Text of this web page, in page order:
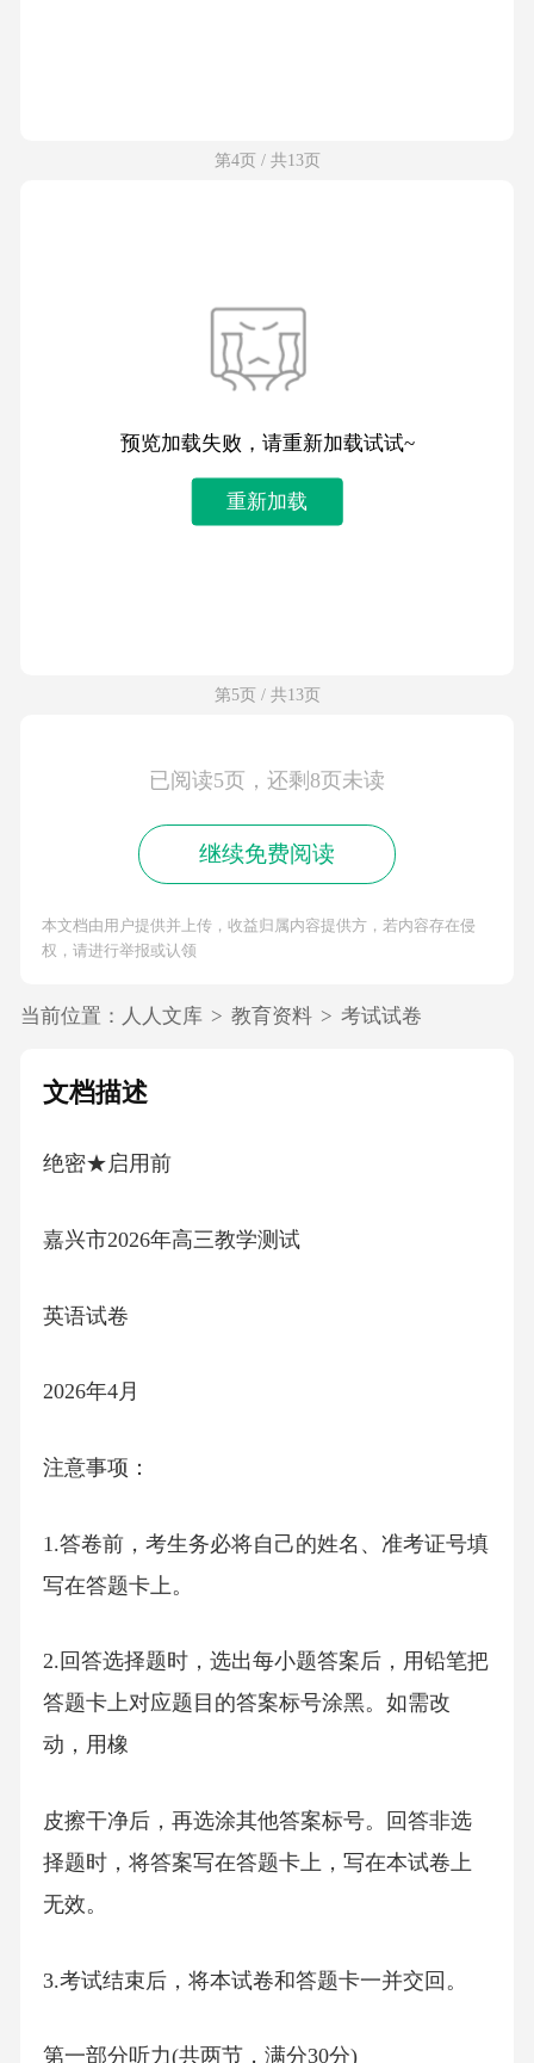
第4页 / 共13页
预览加载失败，请重新加载试试~
重新加载
第5页 / 共13页
已阅读5页，还剩8页未读
继续免费阅读
本文档由用户提供并上传，收益归属内容提供方，若内容存在侵
权，请进行举报或认领
当前位置： 人人文库 > 教育资料 > 考试试卷
文档描述
绝密★启用前
嘉兴市2026年高三教学测试
英语试卷
2026年4月
注意事项：
1.答卷前，考生务必将自己的姓名、准考证号填
写在答题卡上。
2.回答选择题时，选出每小题答案后，用铅笔把
答题卡上对应题目的答案标号涂黑。如需改
动，用橡
皮擦干净后，再选涂其他答案标号。回答非选
择题时，将答案写在答题卡上，写在本试卷上
无效。
3.考试结束后，将本试卷和答题卡一并交回。
第一部分听力(共两节，满分30分)